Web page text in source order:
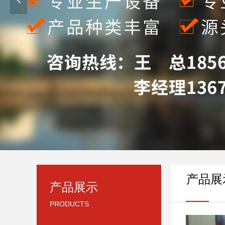
产品展示
PRODUCTS
产品